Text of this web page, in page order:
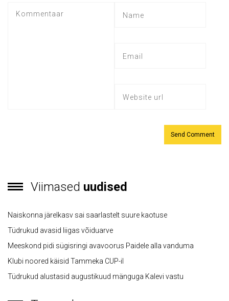
Viimased uudised
Naiskonna järelkasv sai saarlastelt suure kaotuse
Tüdrukud avasid liigas võiduarve
Meeskond pidi sügisringi avavoorus Paidele alla vanduma
Klubi noored käisid Tammeka CUP-il
Tüdrukud alustasid augustikuud mänguga Kalevi vastu